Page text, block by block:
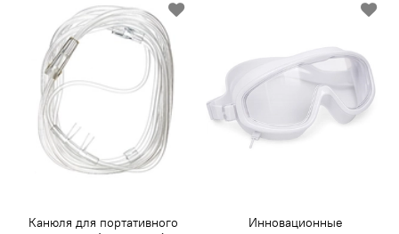
Канюля для портативного
Инновационные